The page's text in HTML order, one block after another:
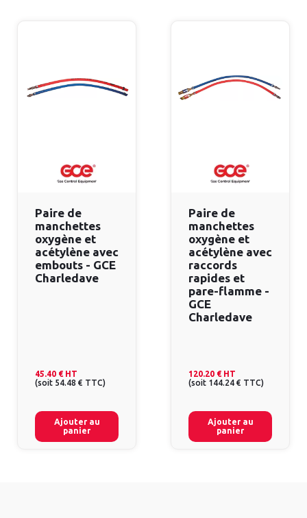
Paire de
manchettes
oxygène et
acétylène avec
embouts - GCE
Charledave
45.40 € HT
(soit 54.48 € TTC)
Ajouter au
panier
Paire de
manchettes
oxygène et
acétylène avec
raccords
rapides et
pare-flamme -
GCE
Charledave
120.20 € HT
(soit 144.24 € TTC)
Ajouter au
panier